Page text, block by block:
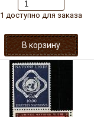
1 доступно для заказа